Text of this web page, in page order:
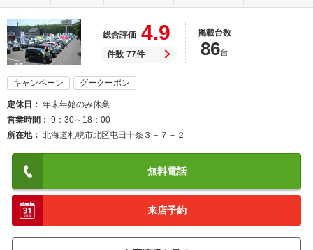
総合評価 4.9
件数 77件
掲載台数
86台
キャンペーン グークーポン
定休日
年末年始のみ休業
営業時間
9：30～18：00
所在地
北海道札幌市北区屯田十条３－７－２
無料電話
来店予約